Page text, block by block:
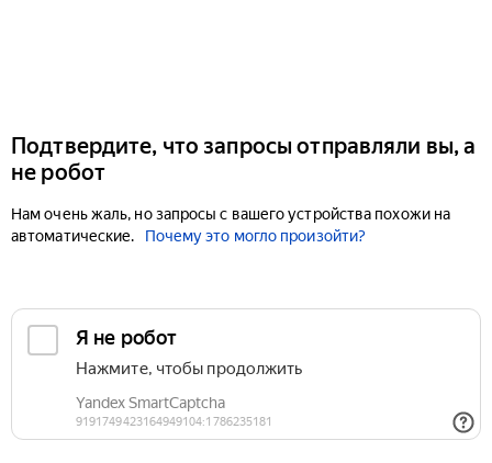
Подтвердите, что запросы отправляли вы, а
не робот
Нам очень жаль, но запросы с вашего устройства похожи на
автоматические.
Почему это могло произойти?